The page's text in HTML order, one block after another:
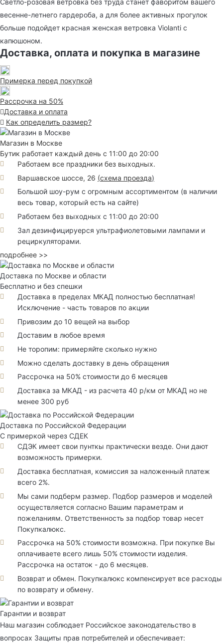
Светло-розовая ветровка без труда станет фаворитом вашего
весенне-летнего гардероба, а для более активных прогулок
больше подойдет красная женская ветровка Violanti с
капюшоном.
Доставка, оплата и покупка в магазине
Примерка перед покупкой
Рассрочка на 50%
Доставка и оплата
Как определить размер?
Магазин в Москве
Бутик работает каждый день с 11:00 до 20:00
Работаем все праздники без выходных.
Варшавское шоссе, 26 (схема проезда)
Большой шоу-рум с огромным ассортиментом (в наличии
весь товар, который есть на сайте)
Работаем без выходных с 11:00 до 20:00
Зал дезинфицируерся ультрафиолетовыми лампами и
рециркуляторами.
подробнее >>
Доставка по Москве и области
Бесплатно и без спешки
Доставка в пределах МКАД полностью бесплатная!
Исключение - часть товаров по акции
Привозим до 10 вещей на выбор
Доставим в любое время
Не торопим: примеряйте сколько нужно
Можно сделать доставку в день обращения
Рассрочка на 50% стоимости до 6 месяцев
Доставка за МКАД - из расчета 40 р/км от МКАД но не
менее 300 руб
Доставка по Российской Федерации
С примеркой через СДЕК
СДЭК имеет свои пунткы практически везде. Они дают
возможность примерки.
Доставка бесплатная, комиссия за наложенный платеж
всего 2%.
Мы сами подберм размер. Подбор размеров и моделей
осуществляется согласно Вашим параметрам и
пожеланиям. Ответственность за подбор товар несет
Покупкалюкс.
Рассрочка на 50% стоимости возможна. При покупке Вы
оплачиваете всего лишь 50% стоимости изделия.
Рассрочка на остаток - до 6 месяцев.
Возврат и обмен. Покупкалюкс компенсирует все расходы
по возврату и обмену.
Гарантии и возврат
Наш магазин соблюдает Российское законодательство в
вопросах Защиты прав потребителей и обеспечивает: